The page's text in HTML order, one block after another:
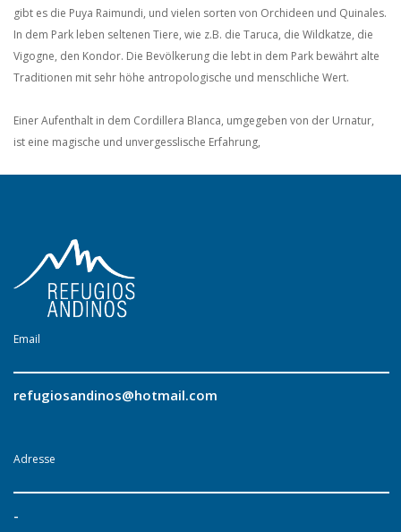
gibt es die Puya Raimundi, und vielen sorten von Orchideen und Quinales.
In dem Park leben seltenen Tiere, wie z.B. die Taruca, die Wildkatze, die
Vigogne, den Kondor. Die Bevölkerung die lebt in dem Park bewährt alte
Traditionen mit sehr höhe antropologische und menschliche Wert.
Einer Aufenthalt in dem Cordillera Blanca, umgegeben von der Urnatur,
ist eine magische und unvergesslische Erfahrung,
Email
refugiosandinos@hotmail.com
Adresse
-